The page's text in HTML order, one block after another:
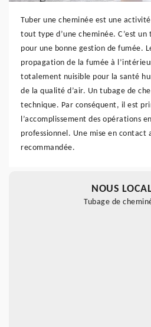
Tuber une cheminée est une
tout type d’une cheminée. C’est
pour une bonne gestion de fumée.
propagation de la fumée à
totalement nuisible pour la santé
de la qualité d’air. Un tubage de
technique. Par conséquent, il est
l’accomplissement des opérations
professionnel. Une mise en contact
recommandée.
NOUS
Tubage de